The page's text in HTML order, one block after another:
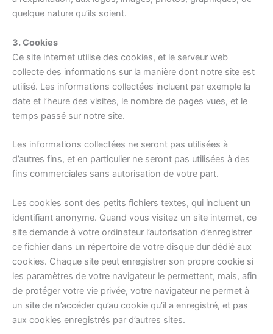
quelque nature qu’ils soient.
3. Cookies
Ce site internet utilise des cookies, et le serveur web
collecte des informations sur la manière dont notre site est
utilisé. Les informations collectées incluent par exemple la
date et l’heure des visites, le nombre de pages vues, et le
temps passé sur notre site.
Les informations collectées ne seront pas utilisées à
d’autres fins, et en particulier ne seront pas utilisées à des
fins commerciales sans autorisation de votre part.
Les cookies sont des petits fichiers textes, qui incluent un
identifiant anonyme. Quand vous visitez un site internet, ce
site demande à votre ordinateur l’autorisation d’enregistrer
ce fichier dans un répertoire de votre disque dur dédié aux
cookies. Chaque site peut enregistrer son propre cookie si
les paramètres de votre navigateur le permettent, mais, afin
de protéger votre vie privée, votre navigateur ne permet à
un site de n’accéder qu’au cookie qu’il a enregistré, et pas
aux cookies enregistrés par d’autres sites.